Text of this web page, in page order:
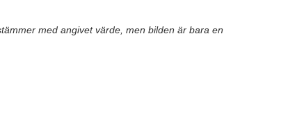
med angivet värde, men bilden är bara en